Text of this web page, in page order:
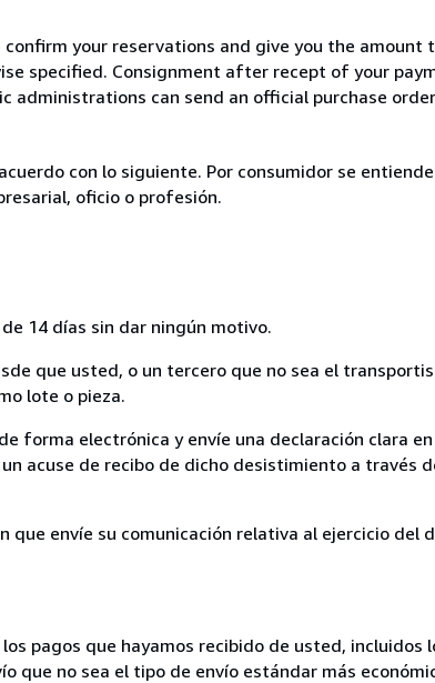
your reservations and give you the amount
specified. Consignment after recept of your
administrations can send an official purchase
con lo siguiente. Por consumidor se
oficio o profesión.
14 días sin dar ningún motivo.
que usted, o un tercero que no sea el
lote o pieza.
forma electrónica y envíe una declaración clara
acuse de recibo de dicho desistimiento a través
que envíe su comunicación relativa al ejercicio del
pagos que hayamos recibido de usted, incluidos
que no sea el tipo de envío estándar más